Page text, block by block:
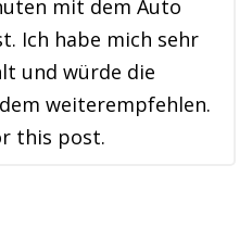
mit dem Auto
Ich habe mich sehr
und würde die
weiterempfehlen.
this post.